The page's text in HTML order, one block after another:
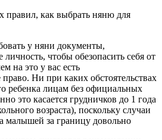
правил, как выбрать няню для
у няни документы,
чтобы обезопасить себя от
на это у вас есть
Ни при каких обстоятельствах
ребенка лицам без официальных
это касается грудничков до 1 года
возраста), поскольку случаи
малышей за границу довольно